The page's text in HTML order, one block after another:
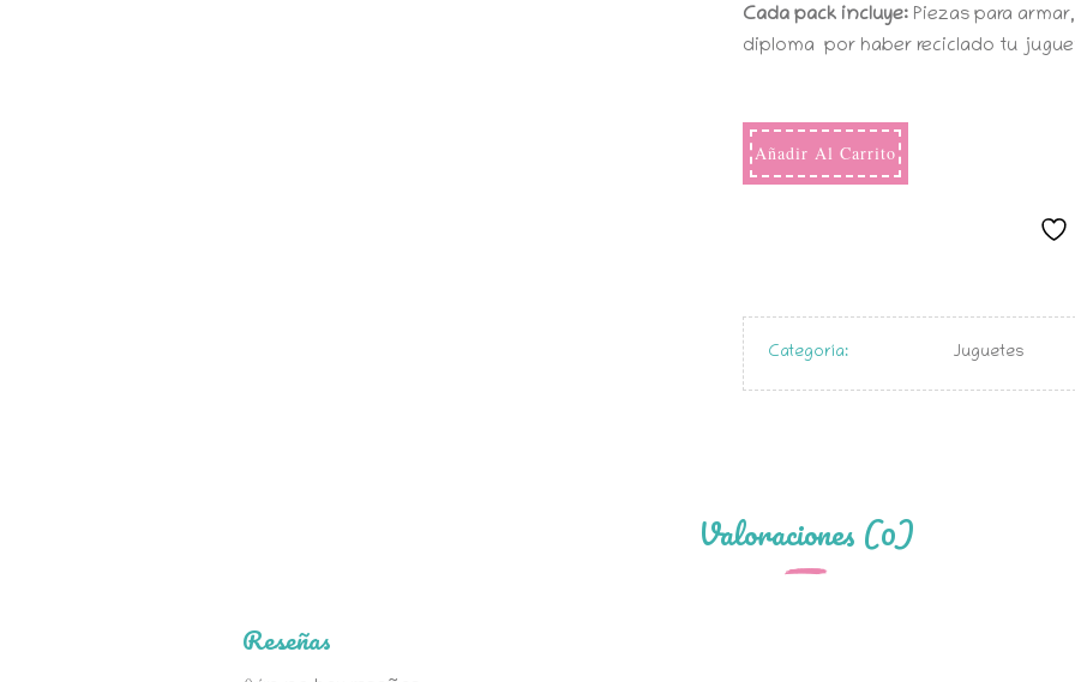
Cada pack incluye: Piezas para
diploma por haber reciclado tu
Añadir Al Carrito
Categoría: Juguetes
Valoraciones (0)
Reseñas